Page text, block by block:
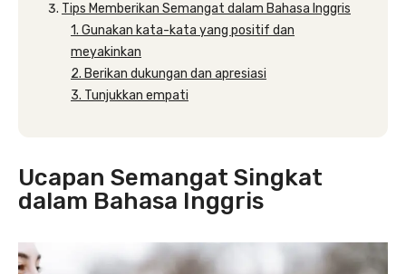
Tips Memberikan Semangat dalam Bahasa Inggris
1. Gunakan kata-kata yang positif dan
meyakinkan
2. Berikan dukungan dan apresiasi
3. Tunjukkan empati
Ucapan Semangat Singkat
dalam Bahasa Inggris